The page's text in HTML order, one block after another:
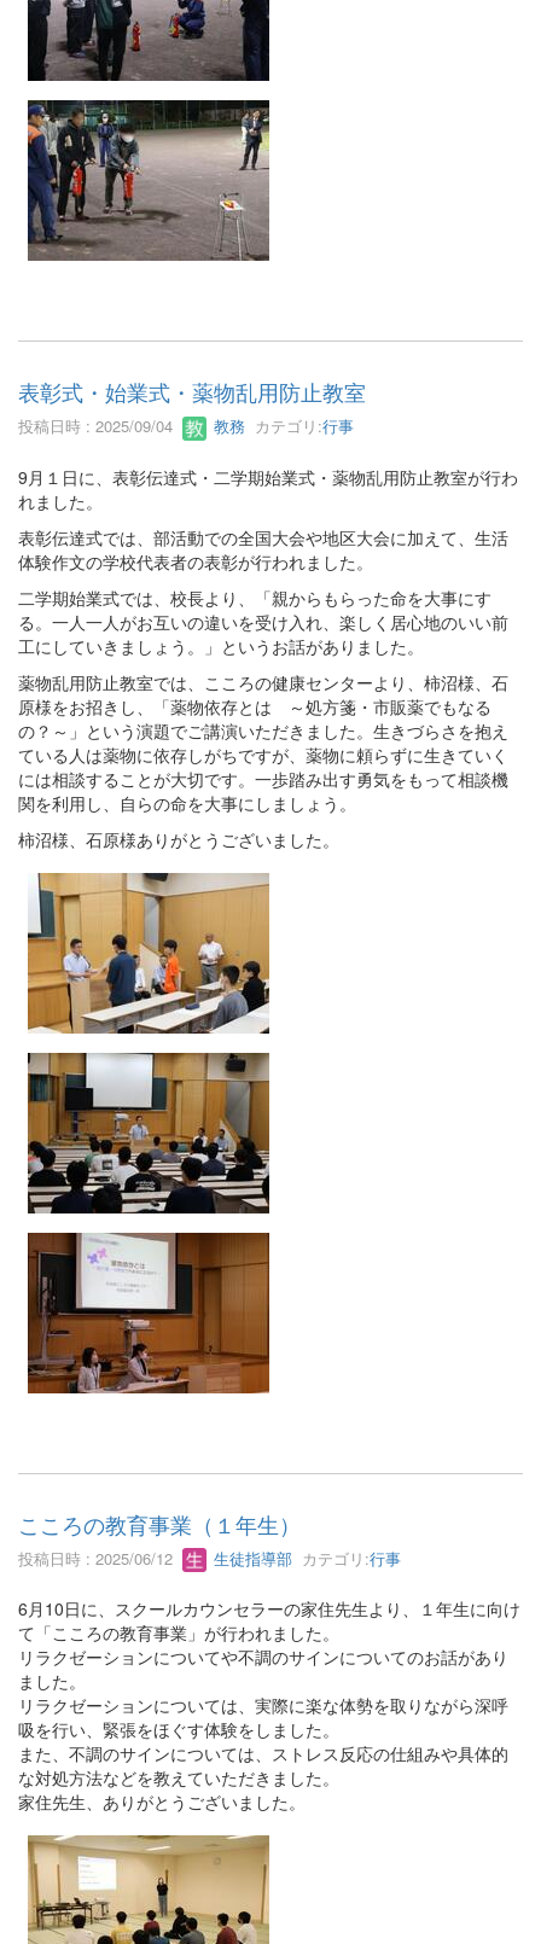
表彰式・始業式・薬物乱用防止教室
投稿日時 : 2025/09/04 教務 カテゴリ:行事
9月１日に、表彰伝達式・二学期始業式・薬物乱用防止教室が行わ
れました。
表彰伝達式では、部活動での全国大会や地区大会に加えて、生活
体験作文の学校代表者の表彰が行われました。
二学期始業式では、校長より、「親からもらった命を大事にす
る。一人一人がお互いの違いを受け入れ、楽しく居心地のいい前
工にしていきましょう。」というお話がありました。
薬物乱用防止教室では、こころの健康センターより、柿沼様、石
原様をお招きし、「薬物依存とは ～処方箋・市販薬でもなる
の？～」という演題でご講演いただきました。生きづらさを抱え
ている人は薬物に依存しがちですが、薬物に頼らずに生きていく
には相談することが大切です。一歩踏み出す勇気をもって相談機
関を利用し、自らの命を大事にしましょう。
柿沼様、石原様ありがとうございました。
こころの教育事業（１年生）
投稿日時 : 2025/06/12 生徒指導部 カテゴリ:行事
6月10日に、スクールカウンセラーの家住先生より、１年生に向け
て「こころの教育事業」が行われました。
リラクゼーションについてや不調のサインについてのお話があり
ました。
リラクゼーションについては、実際に楽な体勢を取りながら深呼
吸を行い、緊張をほぐす体験をしました。
また、不調のサインについては、ストレス反応の仕組みや具体的
な対処方法などを教えていただきました。
家住先生、ありがとうございました。